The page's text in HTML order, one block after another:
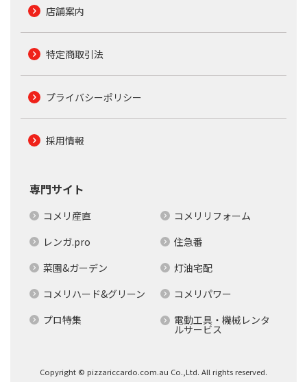
店舗案内
特定商取引法
プライバシーポリシー
採用情報
専門サイト
コメリ産直
コメリリフォーム
レンガ.pro
住急番
菜園&ガーデン
灯油宅配
コメリハード&グリーン
コメリパワー
プロ特集
電動工具・機械レンタ
ルサービス
Copyright © pizzariccardo.com.au Co.,Ltd. All rights reserved.